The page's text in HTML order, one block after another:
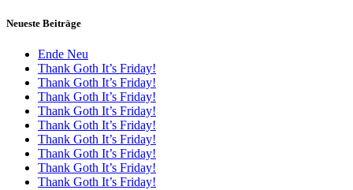
Neueste Beiträge
Ende Neu
Thank Goth It’s Friday!
Thank Goth It’s Friday!
Thank Goth It’s Friday!
Thank Goth It’s Friday!
Thank Goth It’s Friday!
Thank Goth It’s Friday!
Thank Goth It’s Friday!
Thank Goth It’s Friday!
Thank Goth It’s Friday!